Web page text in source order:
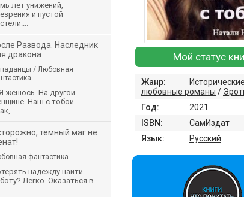
Мой статус
Жанр:
Исторические
любовные романы /
Год:
2021
ISBN:
СамИздат
Язык:
Русский
лет унижений,
и пустой
Развода. Наследник
дракона
/ Любовная
женюсь. На другой
Наш с тобой
темный маг не
фантастика
надежду найти
Легко. Оказаться в...